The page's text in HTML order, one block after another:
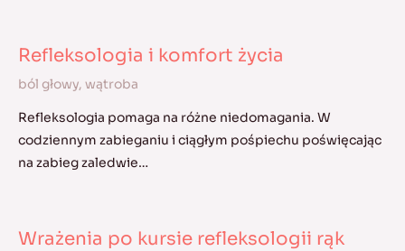
Refleksologia i komfort życia
ból głowy, wątroba
Refleksologia pomaga na różne niedomagania. W
codziennym zabieganiu i ciągłym pośpiechu poświęcając
na zabieg zaledwie…
Wrażenia po kursie refleksologii rąk